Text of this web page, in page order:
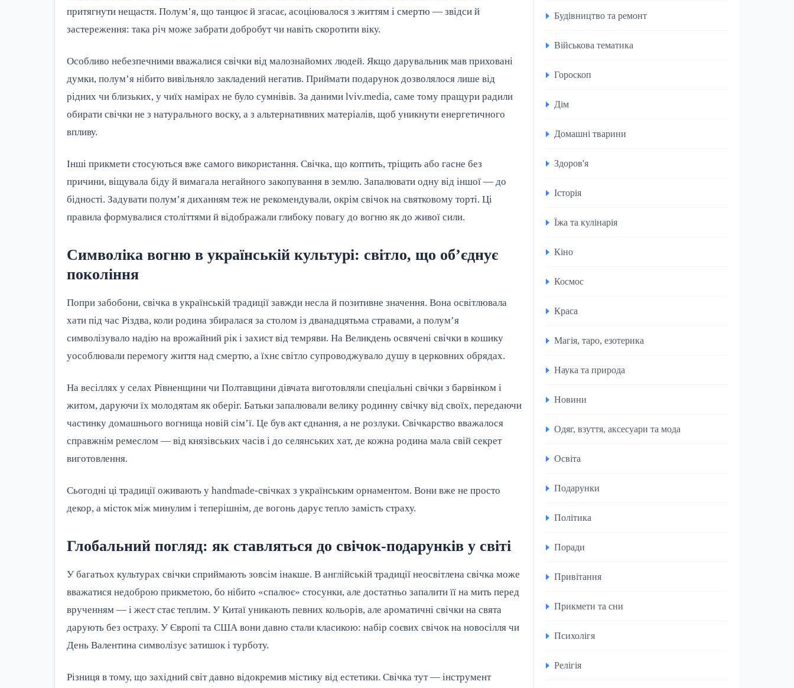
притягнути нещастя. Полум’я, що танцює й згасає, асоціювалося з життям і смертю — звідси й
застереження: така річ може забрати добробут чи навіть скоротити віку.
Особливо небезпечними вважалися свічки від малознайомих людей. Якщо дарувальник мав приховані
думки, полум’я нібито вивільняло закладений негатив. Приймати подарунок дозволялося лише від
рідних чи близьких, у чиїх намірах не було сумнівів. За даними lviv.media, саме тому пращури радили
обирати свічки не з натурального воску, а з альтернативних матеріалів, щоб уникнути енергетичного
впливу.
Інші прикмети стосуються вже самого використання. Свічка, що коптить, тріщить або гасне без
причини, віщувала біду й вимагала негайного закопування в землю. Запалювати одну від іншої — до
бідності. Задувати полум’я диханням теж не рекомендували, окрім свічок на святковому торті. Ці
правила формувалися століттями й відображали глибоку повагу до вогню як до живої сили.
Символіка вогню в українській культурі: світло, що об’єднує
покоління
Попри забобони, свічка в українській традиції завжди несла й позитивне значення. Вона освітлювала
хати під час Різдва, коли родина збиралася за столом із дванадцятьма стравами, а полум’я
символізувало надію на врожайний рік і захист від темряви. На Великдень освячені свічки в кошику
уособлювали перемогу життя над смертю, а їхнє світло супроводжувало душу в церковних обрядах.
На весіллях у селах Рівненщини чи Полтавщини дівчата виготовляли спеціальні свічки з барвінком і
житом, даруючи їх молодятам як оберіг. Батьки запалювали велику родинну свічку від своїх, передаючи
частинку домашнього вогнища новій сім’ї. Це був акт єднання, а не розлуки. Свічкарство вважалося
справжнім ремеслом — від князівських часів і до селянських хат, де кожна родина мала свій секрет
виготовлення.
Сьогодні ці традиції оживають у handmade-свічках з українським орнаментом. Вони вже не просто
декор, а місток між минулим і теперішнім, де вогонь дарує тепло замість страху.
Глобальний погляд: як ставляться до свічок-подарунків у світі
У багатьох культурах свічки сприймають зовсім інакше. В англійській традиції неосвітлена свічка може
вважатися недоброю прикметою, бо нібито «спалює» стосунки, але достатньо запалити її на мить перед
врученням — і жест стає теплим. У Китаї уникають певних кольорів, але ароматичні свічки на свята
дарують без остраху. У Європі та США вони давно стали класикою: набір соєвих свічок на новосілля чи
День Валентина символізує затишок і турботу.
Різниця в тому, що західний світ давно відокремив містику від естетики. Свічка тут — інструмент
Будівництво та ремонт
Військова тематика
Гороскоп
Дім
Домашні тварини
Здоров'я
Історія
Їжа та кулінарія
Кіно
Космос
Краса
Магія, таро, езотерика
Наука та природа
Новини
Одяг, взуття, аксесуари та мода
Освіта
Подарунки
Політика
Поради
Привітання
Прикмети та сни
Психолігя
Релігія